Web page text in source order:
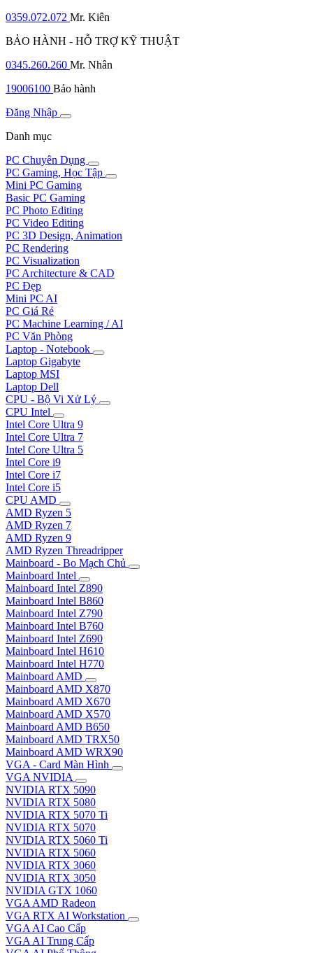
0359.072.072 Mr. Kiên
BẢO HÀNH - HỖ TRỢ KỸ THUẬT
0345.260.260 Mr. Nhân
19006100 Bảo hành
Đăng Nhập
Danh mục
PC Chuyên Dụng
PC Gaming, Học Tập
Mini PC Gaming
Basic PC Gaming
PC Photo Editing
PC Video Editing
PC 3D Design, Animation
PC Rendering
PC Visualization
PC Architecture & CAD
PC Đẹp
Mini PC AI
PC Giá Rẻ
PC Machine Learning / AI
PC Văn Phòng
Laptop - Notebook
Laptop Gigabyte
Laptop MSI
Laptop Dell
CPU - Bộ Vi Xử Lý
CPU Intel
Intel Core Ultra 9
Intel Core Ultra 7
Intel Core Ultra 5
Intel Core i9
Intel Core i7
Intel Core i5
CPU AMD
AMD Ryzen 5
AMD Ryzen 7
AMD Ryzen 9
AMD Ryzen Threadripper
Mainboard - Bo Mạch Chủ
Mainboard Intel
Mainboard Intel Z890
Mainboard Intel B860
Mainboard Intel Z790
Mainboard Intel B760
Mainboard Intel Z690
Mainboard Intel H610
Mainboard Intel H770
Mainboard AMD
Mainboard AMD X870
Mainboard AMD X670
Mainboard AMD X570
Mainboard AMD B650
Mainboard AMD TRX50
Mainboard AMD WRX90
VGA - Card Màn Hình
VGA NVIDIA
NVIDIA RTX 5090
NVIDIA RTX 5080
NVIDIA RTX 5070 Ti
NVIDIA RTX 5070
NVIDIA RTX 5060 Ti
NVIDIA RTX 5060
NVIDIA RTX 3060
NVIDIA RTX 3050
NVIDIA GTX 1060
VGA AMD Radeon
VGA RTX AI Workstation
VGA AI Cao Cấp
VGA AI Trung Cấp